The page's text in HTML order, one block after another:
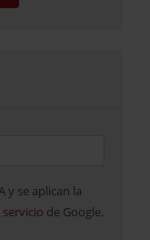
y se aplican la
de Google.